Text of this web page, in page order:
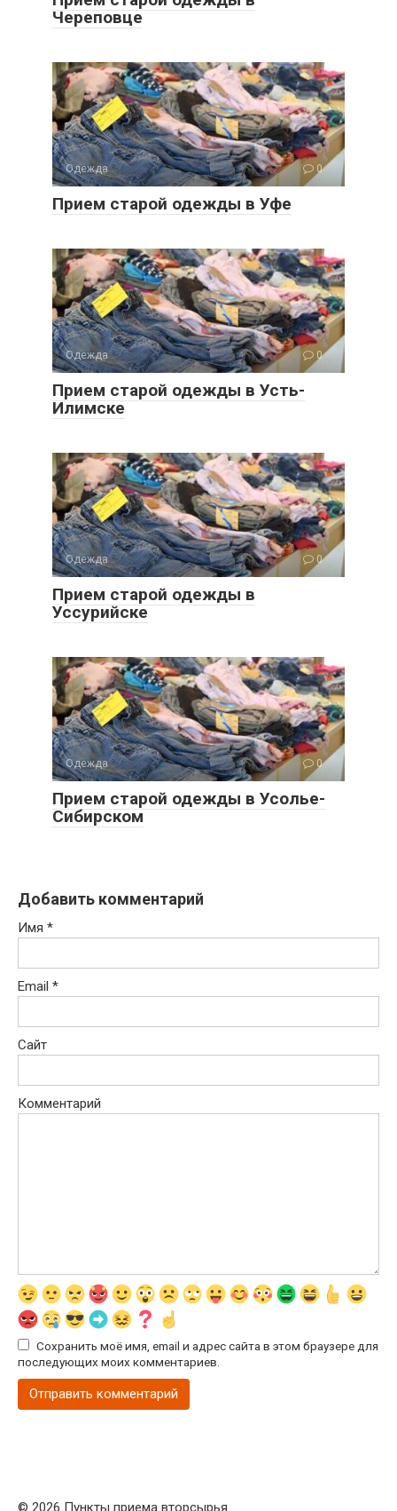
Череповце
Одежда 0
Прием старой одежды в Уфе
Одежда 0
Прием старой одежды в Усть-
Илимске
Одежда 0
Прием старой одежды в
Уссурийске
Одежда 0
Прием старой одежды в Усолье-
Сибирском
Добавить комментарий
Имя *
Email *
Сайт
Комментарий
Сохранить моё имя, email и адрес сайта в этом браузере для
последующих моих комментариев.
© 2026 Пункты приема вторсырья